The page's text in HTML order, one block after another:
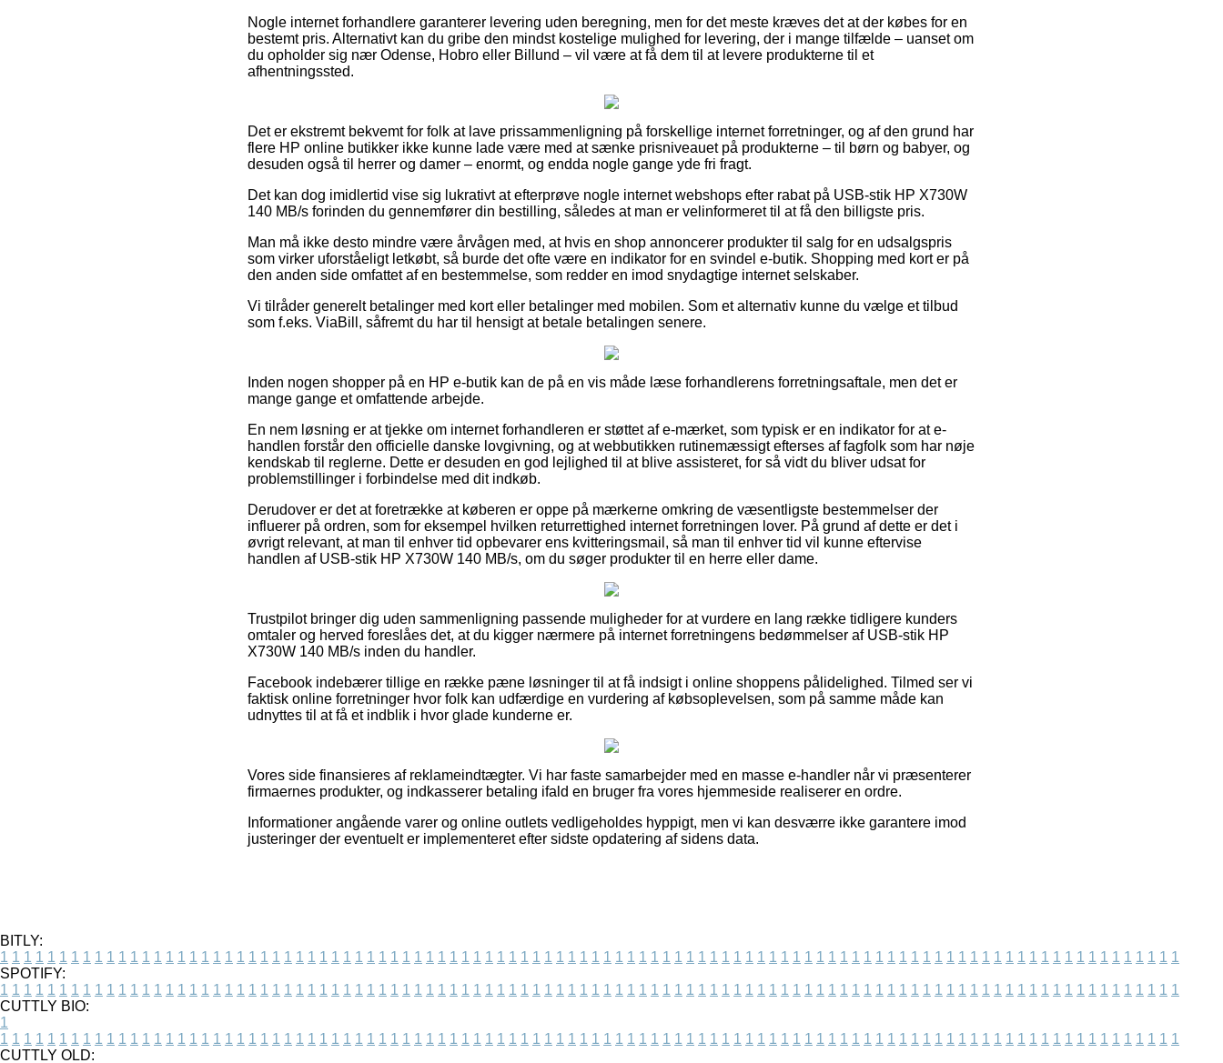
Nogle internet forhandlere garanterer levering uden beregning, men for det meste kræves det at der købes for en
bestemt pris. Alternativt kan du gribe den mindst kostelige mulighed for levering, der i mange tilfælde – uanset om
du opholder sig nær Odense, Hobro eller Billund – vil være at få dem til at levere produkterne til et
afhentningssted.
Det er ekstremt bekvemt for folk at lave prissammenligning på forskellige internet forretninger, og af den grund har
flere HP online butikker ikke kunne lade være med at sænke prisniveauet på produkterne – til børn og babyer, og
desuden også til herrer og damer – enormt, og endda nogle gange yde fri fragt.
Det kan dog imidlertid vise sig lukrativt at efterprøve nogle internet webshops efter rabat på USB-stik HP X730W
140 MB/s forinden du gennemfører din bestilling, således at man er velinformeret til at få den billigste pris.
Man må ikke desto mindre være årvågen med, at hvis en shop annoncerer produkter til salg for en udsalgspris
som virker uforståeligt letkøbt, så burde det ofte være en indikator for en svindel e-butik. Shopping med kort er på
den anden side omfattet af en bestemmelse, som redder en imod snydagtige internet selskaber.
Vi tilråder generelt betalinger med kort eller betalinger med mobilen. Som et alternativ kunne du vælge et tilbud
som f.eks. ViaBill, såfremt du har til hensigt at betale betalingen senere.
Inden nogen shopper på en HP e-butik kan de på en vis måde læse forhandlerens forretningsaftale, men det er
mange gange et omfattende arbejde.
En nem løsning er at tjekke om internet forhandleren er støttet af e-mærket, som typisk er en indikator for at e-
handlen forstår den officielle danske lovgivning, og at webbutikken rutinemæssigt efterses af fagfolk som har nøje
kendskab til reglerne. Dette er desuden en god lejlighed til at blive assisteret, for så vidt du bliver udsat for
problemstillinger i forbindelse med dit indkøb.
Derudover er det at foretrække at køberen er oppe på mærkerne omkring de væsentligste bestemmelser der
influerer på ordren, som for eksempel hvilken returrettighed internet forretningen lover. På grund af dette er det i
øvrigt relevant, at man til enhver tid opbevarer ens kvitteringsmail, så man til enhver tid vil kunne eftervise
handlen af USB-stik HP X730W 140 MB/s, om du søger produkter til en herre eller dame.
Trustpilot bringer dig uden sammenligning passende muligheder for at vurdere en lang række tidligere kunders
omtaler og herved foreslåes det, at du kigger nærmere på internet forretningens bedømmelser af USB-stik HP
X730W 140 MB/s inden du handler.
Facebook indebærer tillige en række pæne løsninger til at få indsigt i online shoppens pålidelighed. Tilmed ser vi
faktisk online forretninger hvor folk kan udfærdige en vurdering af købsoplevelsen, som på samme måde kan
udnyttes til at få et indblik i hvor glade kunderne er.
Vores side finansieres af reklameindtægter. Vi har faste samarbejder med en masse e-handler når vi præsenterer
firmaernes produkter, og indkasserer betaling ifald en bruger fra vores hjemmeside realiserer en ordre.
Informationer angående varer og online outlets vedligeholdes hyppigt, men vi kan desværre ikke garantere imod
justeringer der eventuelt er implementeret efter sidste opdatering af sidens data.
BITLY:
1 1 1 1 1 1 1 1 1 1 1 1 1 1 1 1 1 1 1 1 1 1 1 1 1 1 1 1 1 1 1 1 1 1 1 1 1 1 1 1 1 1 1 1 1 1 1 1 1 1 1 1 1 1 1 1 1 1 1 1 1 1 1 1 1 1 1 1 1 1 1 1 1 1 1 1 1 1 1 1 1 1 1 1 1 1 1 1 1 1 1 1 1 1 1 1 1 1 1 1
SPOTIFY:
1 1 1 1 1 1 1 1 1 1 1 1 1 1 1 1 1 1 1 1 1 1 1 1 1 1 1 1 1 1 1 1 1 1 1 1 1 1 1 1 1 1 1 1 1 1 1 1 1 1 1 1 1 1 1 1 1 1 1 1 1 1 1 1 1 1 1 1 1 1 1 1 1 1 1 1 1 1 1 1 1 1 1 1 1 1 1 1 1 1 1 1 1 1 1 1 1 1 1 1
CUTTLY BIO:
1
1 1 1 1 1 1 1 1 1 1 1 1 1 1 1 1 1 1 1 1 1 1 1 1 1 1 1 1 1 1 1 1 1 1 1 1 1 1 1 1 1 1 1 1 1 1 1 1 1 1 1 1 1 1 1 1 1 1 1 1 1 1 1 1 1 1 1 1 1 1 1 1 1 1 1 1 1 1 1 1 1 1 1 1 1 1 1 1 1 1 1 1 1 1 1 1 1 1 1 1
CUTTLY OLD: